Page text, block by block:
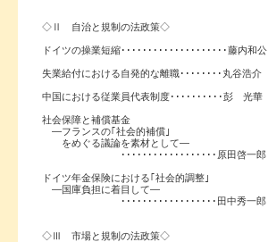
◇Ⅱ 自治と規制の法政策◇
ドイツの操業短縮････････････････････藤内和公
失業給付における自発的な離職････････丸谷浩介
中国における従業員代表制度･･････････彭 光華
社会保障と補償基金
―フランスの｢社会的補償｣
をめぐる議論を素材として―
･･････････････････原田啓一郎
ドイツ年金保険における｢社会的調整｣
―国庫負担に着目して―
･･････････････････田中秀一郎
◇Ⅲ 市場と規制の法政策◇